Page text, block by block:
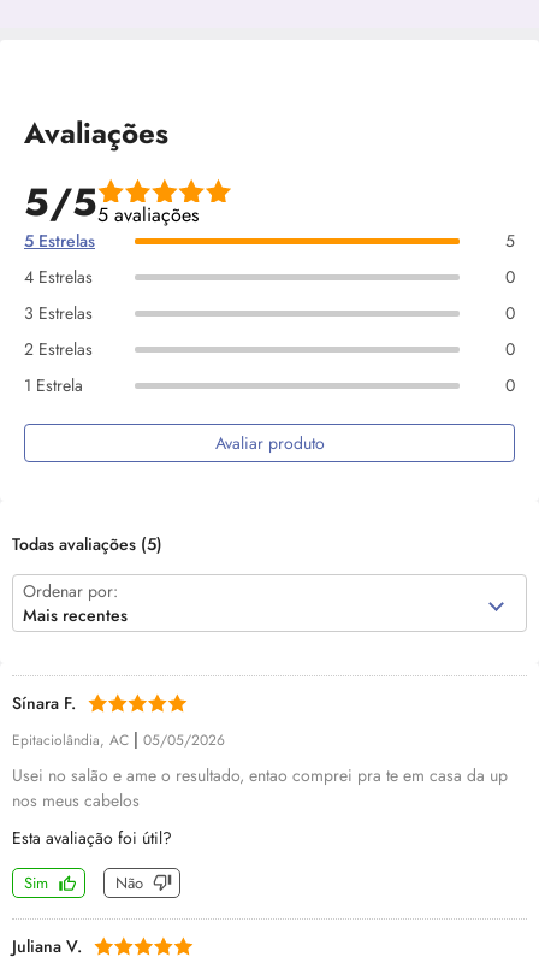
Avaliações
5/55 avaliações
5 Estrelas
5
4 Estrelas
0
3 Estrelas
0
2 Estrelas
0
1 Estrela
0
Avaliar produto
Todas avaliações (5)
Ordenar por:
Mais recentes
Sínara F.
Epitaciolândia, AC | 05/05/2026
Usei no salão e ame o resultado, entao comprei pra te em casa da up
nos meus cabelos
Esta avaliação foi útil?
Sim Não
Juliana V.